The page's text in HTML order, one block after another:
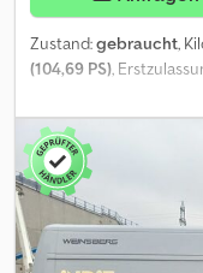
Zustand:gebraucht,
(104,69 PS),
Secwjr